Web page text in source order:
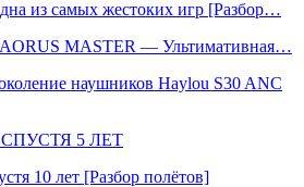
из самых жестоких игр [Разбор…
MASTER — Ультимативная…
наушников Haylou S30 ANC
СПУСТЯ 5 ЛЕТ
10 лет [Разбор полётов]